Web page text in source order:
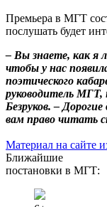
Премьера в МГТ
послушать будет
– Вы знаете, как я
чтобы у нас
поэтического
руководитель МГТ,
Безруков. –
вам право читать
Материал на сайте
Ближайшие
постановки в МГТ: